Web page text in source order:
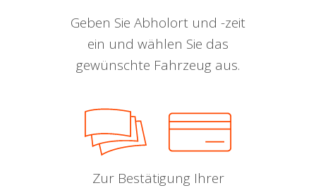
Geben Sie Abholort und -zeit
ein und wählen Sie das
gewünschte Fahrzeug aus.
Zur Bestätigung Ihrer